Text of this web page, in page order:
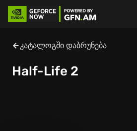
კატალოგში დაბრუნება
Half-Life 2